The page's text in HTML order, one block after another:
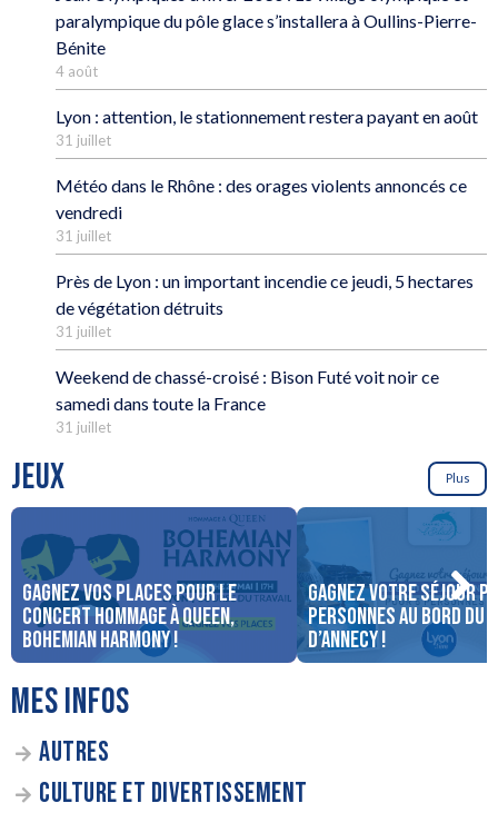
paralympique du pôle glace s’installera à Oullins-Pierre-
Bénite
4 août
Lyon : attention, le stationnement restera payant en août
31 juillet
Météo dans le Rhône : des orages violents annoncés ce
vendredi
31 juillet
Près de Lyon : un important incendie ce jeudi, 5 hectares
de végétation détruits
31 juillet
Weekend de chassé-croisé : Bison Futé voit noir ce
samedi dans toute la France
31 juillet
JEUX Plus
Gagnez vos places pour le
concert Hommage à Queen,
Bohemian Harmony !
Gagnez votre séjour
personnes au bord du
d’Annecy !
MES INFOS
AUTRES
CULTURE ET DIVERTISSEMENT